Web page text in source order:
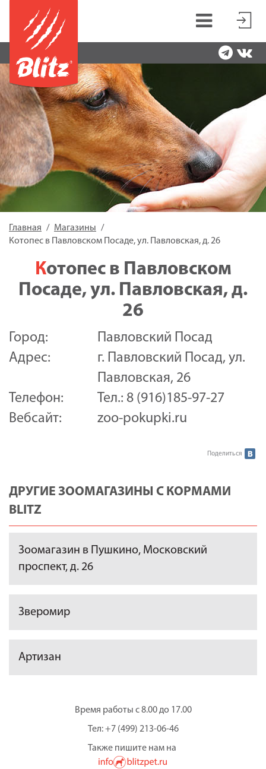
Главная
Магазины
Котопес в Павловском Посаде, ул. Павловская, д. 26
Котопес в Павловском
Посаде, ул. Павловская, д.
26
Город:
Павловский Посад
Адрес:
г. Павловский Посад, ул.
Павловская, 26
Телефон:
Тел.: 8 (916)185-97-27
Вебсайт:
zoo-pokupki.ru
Поделиться
ДРУГИЕ ЗООМАГАЗИНЫ С КОРМАМИ
BLITZ
Зоомагазин в Пушкино, Московский
проспект, д. 26
Зверомир
Артизан
Время работы с 8.00 до 17.00
Тел: +7 (499) 213-06-46
Также пишите нам на